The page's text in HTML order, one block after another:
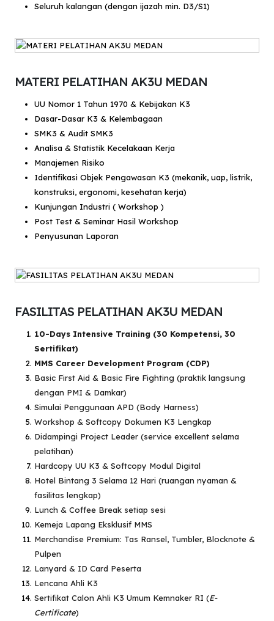
Seluruh kalangan (dengan ijazah min. D3/S1)
MATERI PELATIHAN AK3U MEDAN
UU Nomor 1 Tahun 1970 & Kebijakan K3
Dasar-Dasar K3 & Kelembagaan
SMK3 & Audit SMK3
Analisa & Statistik Kecelakaan Kerja
Manajemen Risiko
Identifikasi Objek Pengawasan K3 (mekanik, uap, listrik,
konstruksi, ergonomi, kesehatan kerja)
Kunjungan Industri ( Workshop )
Post Test & Seminar Hasil Workshop
Penyusunan Laporan
FASILITAS PELATIHAN AK3U MEDAN
10-Days Intensive Training (30 Kompetensi, 30
Sertifikat)
MMS Career Development Program (CDP)
Basic First Aid & Basic Fire Fighting (praktik langsung
dengan PMI & Damkar)
Simulai Penggunaan APD (Body Harness)
Workshop & Softcopy Dokumen K3 Lengkap
Didampingi Project Leader (service excellent selama
pelatihan)
Hardcopy UU K3 & Softcopy Modul Digital
Hotel Bintang 3 Selama 12 Hari (ruangan nyaman &
fasilitas lengkap)
Lunch & Coffee Break setiap sesi
Kemeja Lapang Eksklusif MMS
Merchandise Premium: Tas Ransel, Tumbler, Blocknote &
Pulpen
Lanyard & ID Card Peserta
Lencana Ahli K3
Sertifikat Calon Ahli K3 Umum Kemnaker RI (E-
Certificate)